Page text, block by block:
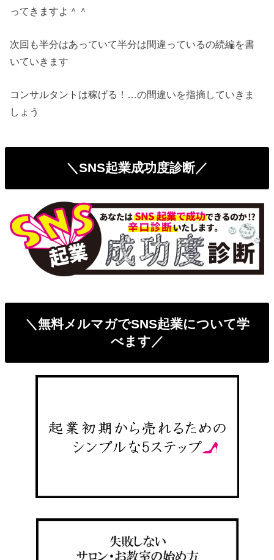
ってきますよ＾＾
次回も半分はあっていて半分は間違っているの続編を書
いていきます
コンサルタントは稼げる！…の間違いを指摘していきま
しょう
＼SNS起業成功度診断／
＼無料メルマガでSNS起業について学
べます／